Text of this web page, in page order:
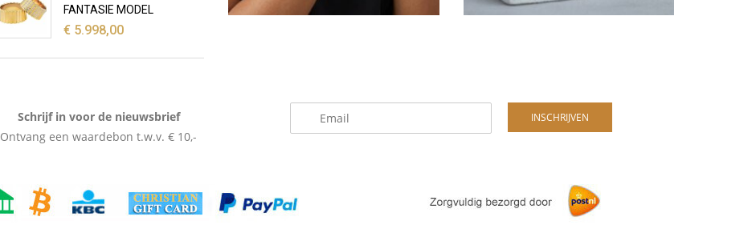
FANTASIE MODEL
€5.998,00
Schrijf in voor de nieuwsbrief
Ontvang een waardebon t.w.v. € 10,-